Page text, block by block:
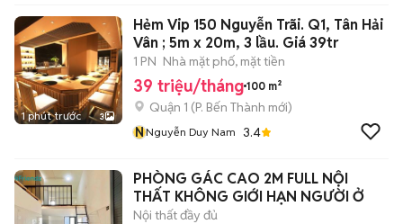
1 phút trước 3
Hẻm Vip 150 Nguyễn Trãi. Q1, Tân Hải
Vân ; 5m x 20m, 3 lầu. Giá 39tr
1 PN Nhà mặt phố, mặt tiền
39 triệu/tháng 100 m²
Quận 1 (P. Bến Thành mới)
NNguyễn Duy Nam 3.4
PHÒNG GÁC CAO 2M FULL NỘI
THẤT KHÔNG GIỚI HẠN NGƯỜI Ở
Nội thất đầy đủ